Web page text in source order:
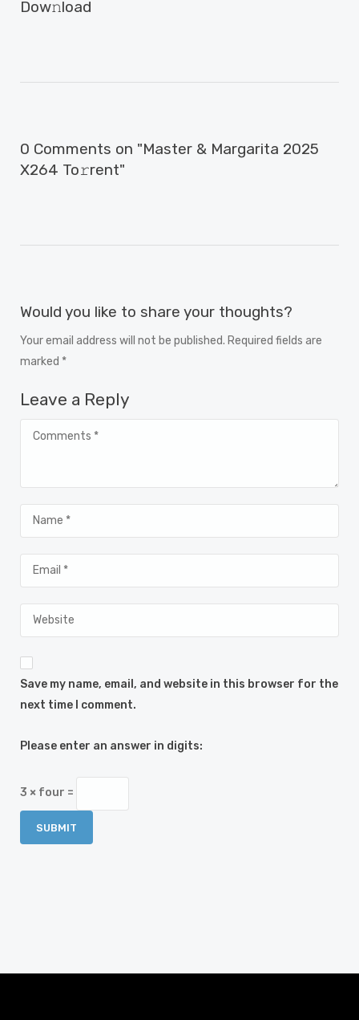
Dow𝚗load
0 Comments on "Master & Margarita 2025
X264 To𝚛rent"
Would you like to share your thoughts?
Your email address will not be published. Required fields are
marked *
Leave a Reply
Save my name, email, and website in this browser for the
next time I comment.
Please enter an answer in digits:
3 × four =